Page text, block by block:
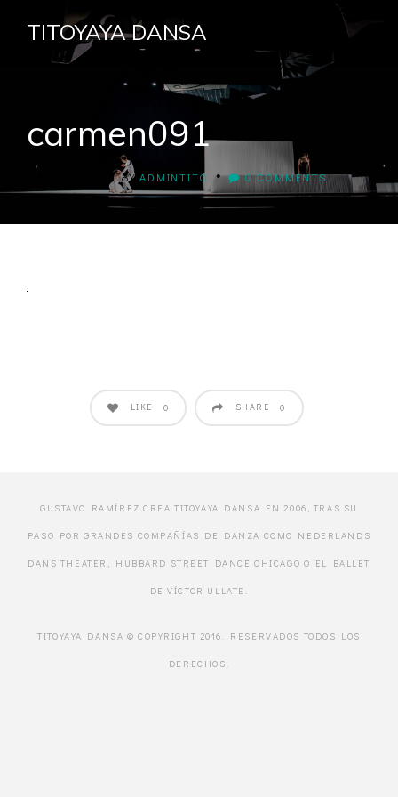
TITOYAYA DANSA
carmen091
• BYADMINTITO • 0 COMMENTS
LIKE 0 SHARE 0
GUSTAVO RAMÍREZ CREA TITOYAYA DANSA EN 2006, TRAS SU
PASO POR GRANDES COMPAÑÍAS DE DANZA COMO NEDERLANDS
DANS THEATER, HUBBARD STREET DANCE CHICAGO O EL BALLET
DE VÍCTOR ULLATE.
TITOYAYA DANSA © COPYRIGHT 2016. RESERVADOS TODOS LOS
DERECHOS.